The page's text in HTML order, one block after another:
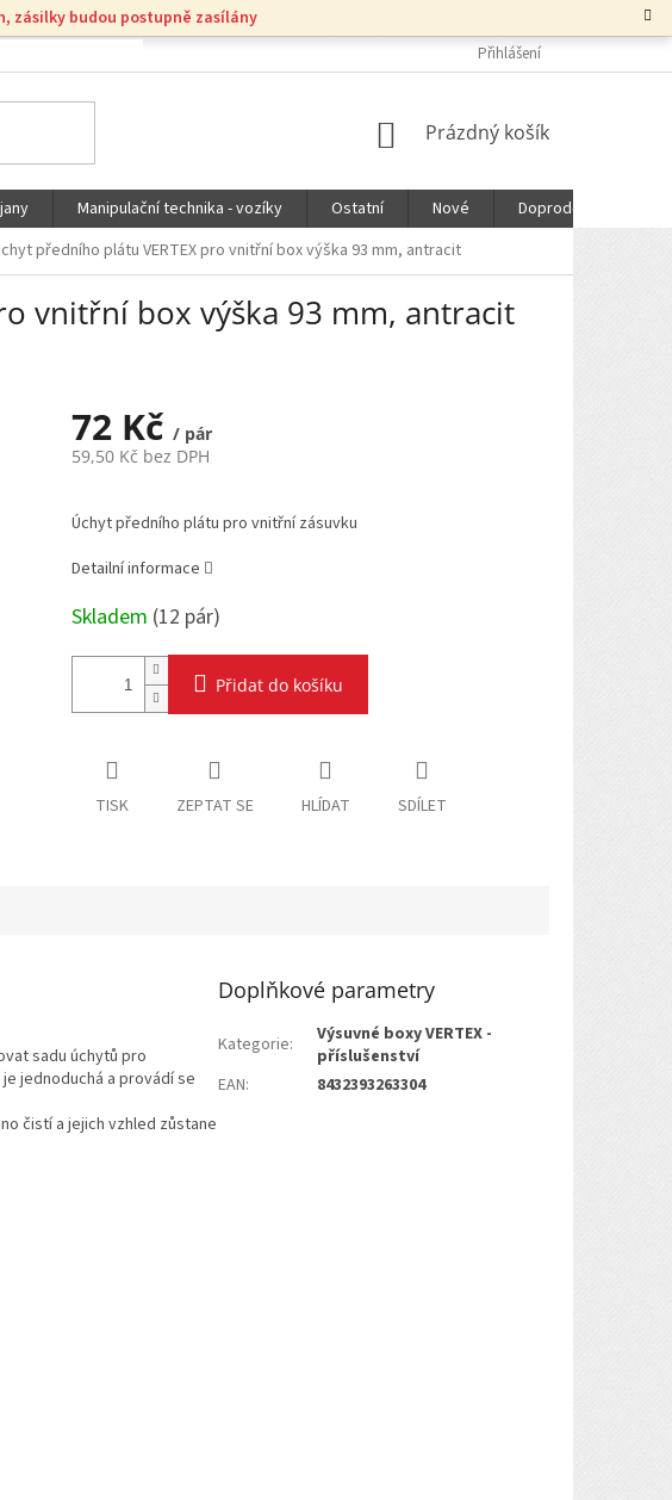
zásilky budou postupně zasílány
Přihlášení
NÁKUPNÍ
Prázdný košík
Manipulační technika - vozíky Ostatní Nové Doprodej
předního plátu VERTEX pro vnitřní box výška 93 mm, antracit
vnitřní box výška 93 mm, antracit
72 Kč / pár
59,50 Kč bez DPH
cena:
Úchyt předního plátu pro vnitřní zásuvku
Detailní informace
Skladem (12 pár)
Přidat do košíku
TISK ZEPTAT SE HLÍDAT SDÍLET
sadu úchytů pro
jednoduchá a provádí se
čistí a jejich vzhled zůstane
Doplňkové parametry
Kategorie:
Výsuvné boxy VERTEX -
příslušenství
EAN: 8432393263304